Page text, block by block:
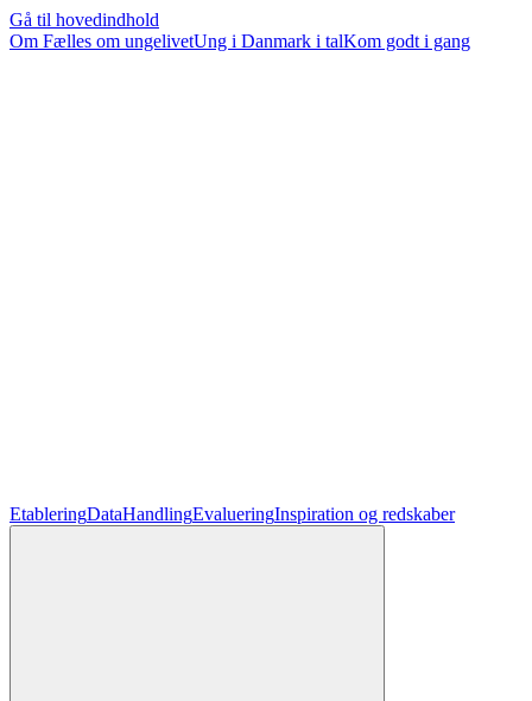
Gå til hovedindhold
Om Fælles om ungelivetUng i Danmark i talKom godt i gang
EtableringDataHandlingEvalueringInspiration og redskaber